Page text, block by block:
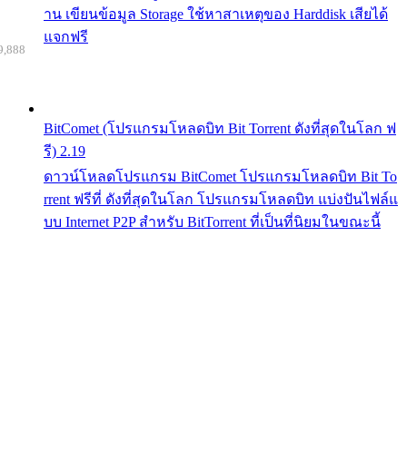
าน เขียนข้อมูล Storage ใช้หาสาเหตุของ Harddisk เสียได้
แจกฟรี
BitComet (โปรแกรมโหลดบิท Bit Torrent ดังที่สุดในโลก ฟ
รี) 2.19
ดาวน์โหลดโปรแกรม BitComet โปรแกรมโหลดบิท Bit To
rrent ฟรีที่ ดังที่สุดในโลก โปรแกรมโหลดบิท แบ่งปันไฟล์แ
บบ Internet P2P สำหรับ BitTorrent ที่เป็นที่นิยมในขณะนี้